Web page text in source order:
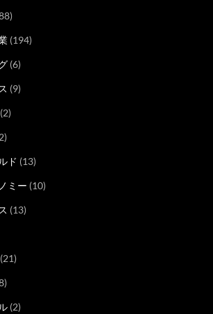
(194)
(6)
(9)
(2)
ド (13)
ミー (10)
(13)
(21)
(2)